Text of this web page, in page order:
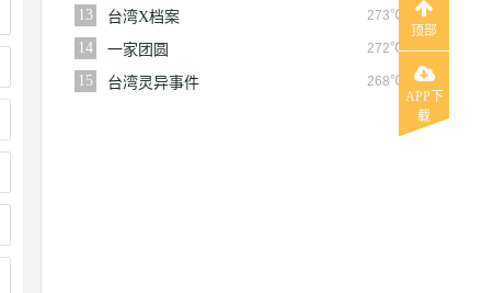
13
273℃
台湾X档案
14
272℃
一家团圆
15
268℃
台湾灵异事件
顶部
APP下
载